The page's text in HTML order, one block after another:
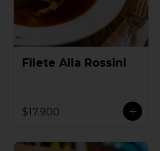
Filete Alla Rossini
$17.900